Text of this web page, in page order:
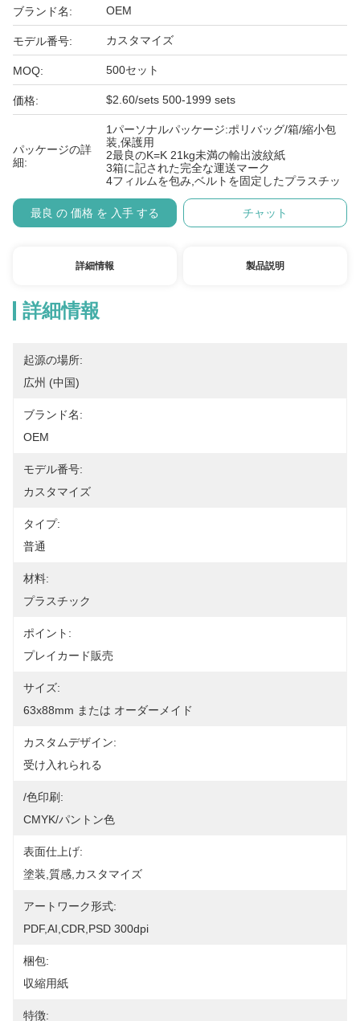
ブランド名: OEM
モデル番号: カスタマイズ
MOQ: 500セット
価格: $2.60/sets 500-1999 sets
パッケージの詳
細:
1パーソナルパッケージ:ポリバッグ/箱/縮小包
装,保護用
2最良のK=K 21kg未満の輸出波紋紙
3箱に記された完全な運送マーク
4フィルムを包み,ベルトを固定したプラスチッ
最良 の 価格 を 入手 する チャット
詳細情報 製品説明
詳細情報
起源の場所:
広州 (中国)
ブランド名:
OEM
モデル番号:
カスタマイズ
タイプ:
普通
材料:
プラスチック
ポイント:
プレイカード販売
サイズ:
63x88mm または オーダーメイド
カスタムデザイン:
受け入れられる
/色印刷:
CMYK/パントン色
表面仕上げ:
塗装,質感,カスタマイズ
アートワーク形式:
PDF,AI,CDR,PSD 300dpi
梱包:
収縮用紙
特徴: